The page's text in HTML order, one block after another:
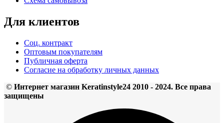
Для клиентов
Соц. контракт
Оптовым покупателям
Публичная оферта
Согласие на обработку личных данных
© Интернет магазин Keratinstyle24 2010 - 2024. Все права
защищены